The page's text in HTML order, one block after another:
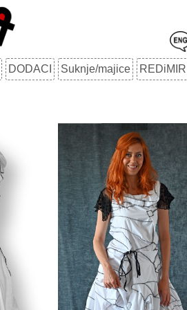
DODACI Suknje/majice REDiMIR